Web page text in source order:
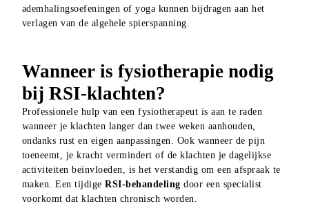
ademhalingsoefeningen of yoga kunnen bijdragen aan het
verlagen van de algehele spierspanning.
Wanneer is fysiotherapie nodig
bij RSI-klachten?
Professionele hulp van een fysiotherapeut is aan te raden
wanneer je klachten langer dan twee weken aanhouden,
ondanks rust en eigen aanpassingen. Ook wanneer de pijn
toeneemt, je kracht vermindert of de klachten je dagelijkse
activiteiten beïnvloeden, is het verstandig om een afspraak te
maken. Een tijdige RSI-behandeling door een specialist
voorkomt dat klachten chronisch worden.